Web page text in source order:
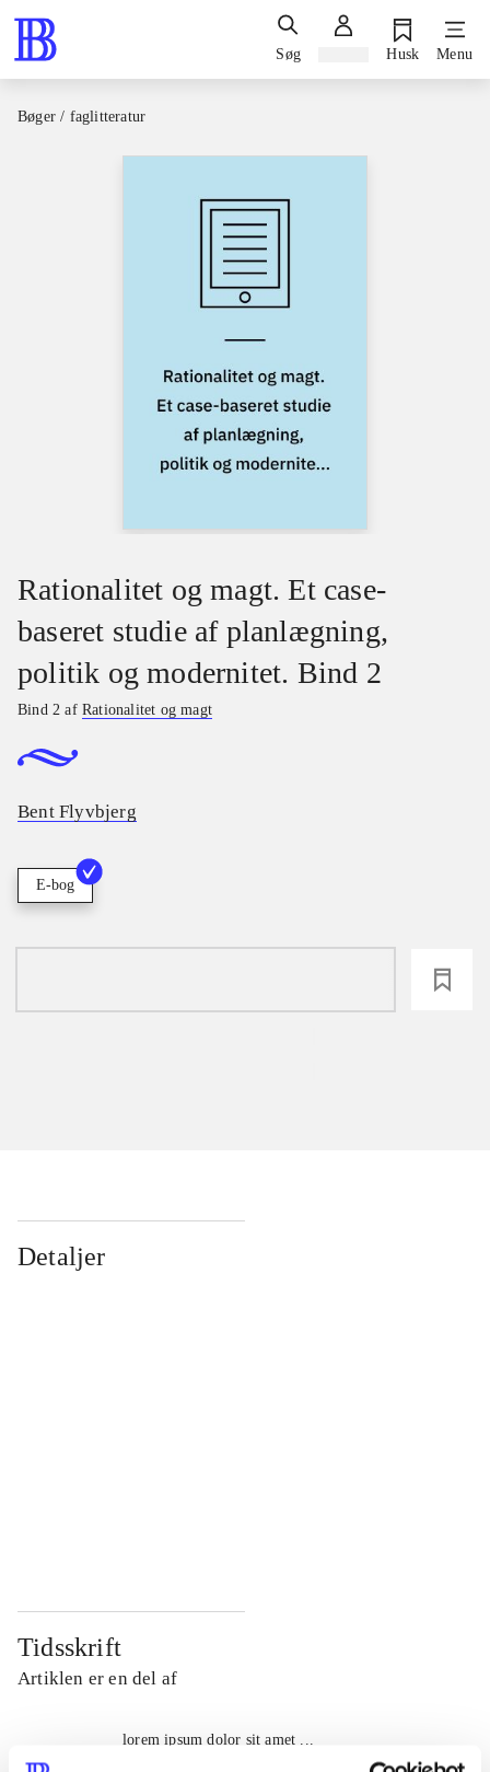
Søg Husk Menu
Bøger / faglitteratur
Rationalitet og magt. Et case-
baseret studie af planlægning,
politik og modernitet. Bind 2
Bind 2 afRationalitet og magt
Bent Flyvbjerg
E-bog
Detaljer
Tidsskrift
Artiklen er en del af
lorem ipsum dolor sit amet ...